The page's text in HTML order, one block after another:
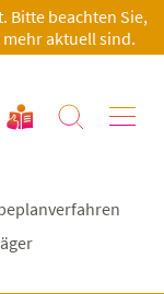
Bitte beachten Sie,
aktuell sind.